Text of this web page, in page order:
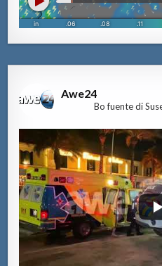
Awe24
Bo fuente di